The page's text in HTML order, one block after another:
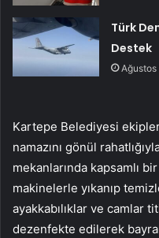
Türk
Destek
Kartepe Belediyesi
namazını gönül
mekanlarında kapsamlı
makinelerle yıkanıp
ayakkabılıklar ve camlar
dezenfekte edilerek